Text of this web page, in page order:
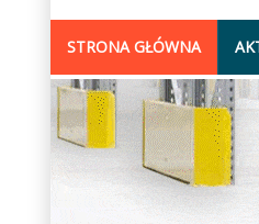
STRONA GŁÓWNA